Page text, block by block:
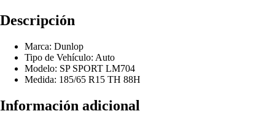
Descripción
Marca: Dunlop
Tipo de Vehículo: Auto
Modelo: SP SPORT LM704
Medida: 185/65 R15 TH 88H
Información adicional